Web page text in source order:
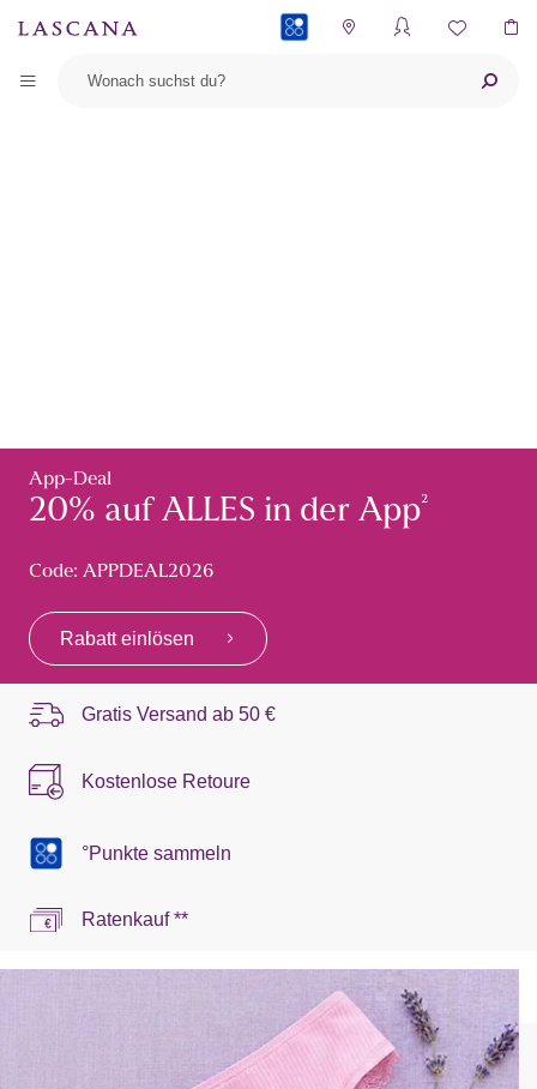
App-Deal
20% auf ALLES in der App²
Code: APPDEAL2026
Rabatt einlösen
Gratis Versand ab 50 €
Kostenlose Retoure
°Punkte sammeln
Ratenkauf **